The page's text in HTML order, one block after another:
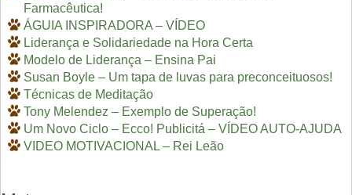
Farmacêutica!
ÁGUIA INSPIRADORA – VÍDEO
Liderança e Solidariedade na Hora Certa
Modelo de Liderança – Ensina Pai
Susan Boyle – Um tapa de luvas para preconceituosos!
Técnicas de Meditação
Tony Melendez – Exemplo de Superação!
Um Novo Ciclo – Ecco! Publicitá – VÍDEO AUTO-AJUDA
VIDEO MOTIVACIONAL – Rei Leão